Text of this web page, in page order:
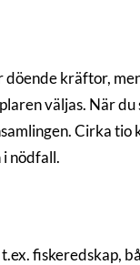
kräftor,
väljas. När
Cirka tio
nödfall.
fiskeredskap,